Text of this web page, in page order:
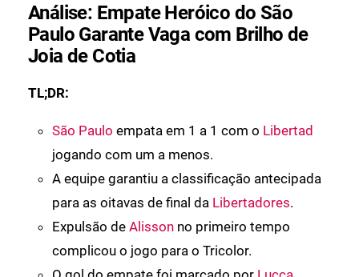
Análise: Empate Heróico do São
Paulo Garante Vaga com Brilho de
Joia de Cotia
TL;DR:
São Paulo empata em 1 a 1 com o Libertad
jogando com um a menos.
A equipe garantiu a classificação antecipada
para as oitavas de final da Libertadores.
Expulsão de Alisson no primeiro tempo
complicou o jogo para o Tricolor.